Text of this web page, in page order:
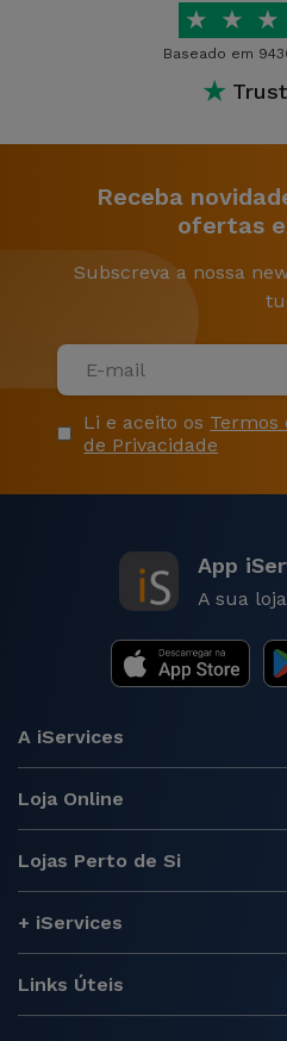
★ ★ ★
Baseado em
★
Receba
ofertas
Subscreva a nossa
Li e aceito os Termos
de Privacidade
App
A sua
A iServices
Loja Online
Lojas Perto de Si
+ iServices
Links Úteis